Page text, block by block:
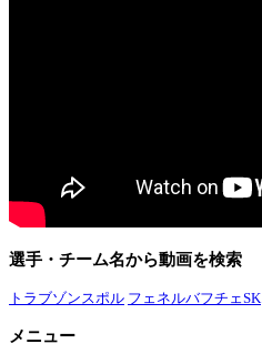
選手・チーム名から動画を検索
トラブゾンスポル フェネルバフチェSK
メニュー